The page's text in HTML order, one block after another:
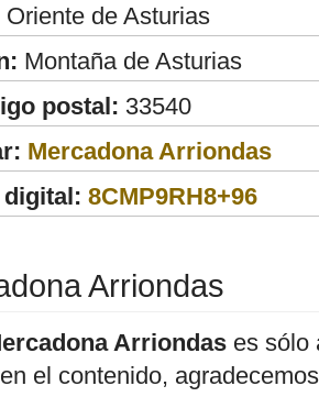
Oriente de Asturias
Montaña de Asturias
postal: 33540
Mercadona Arriondas
8CMP9RH8+96
Arriondas
Arriondas es sólo
el contenido,